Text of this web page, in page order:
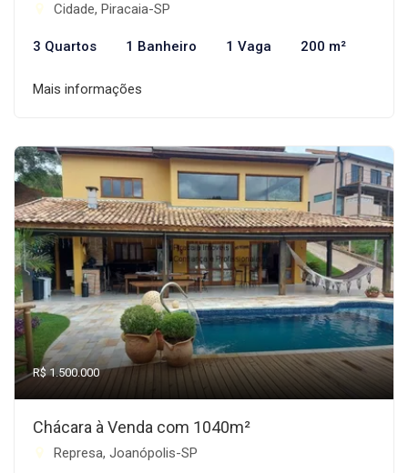
Cidade, Piracaia-SP
3 Quartos 1 Banheiro 1 Vaga 200 m²
Mais informações
R$ 1.500.000
Chácara à Venda com 1040m²
Represa, Joanópolis-SP